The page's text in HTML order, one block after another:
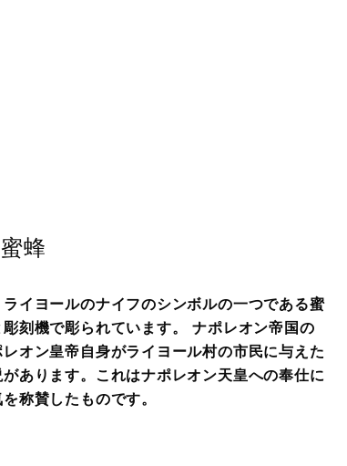
蜜蜂
イヨールのナイフのシンボルの一つである蜜
刻機で彫られています。 ナポレオン帝国の
オン皇帝自身がライヨール村の市民に与えた
あります。これはナポレオン天皇への奉仕に
称賛したものです。